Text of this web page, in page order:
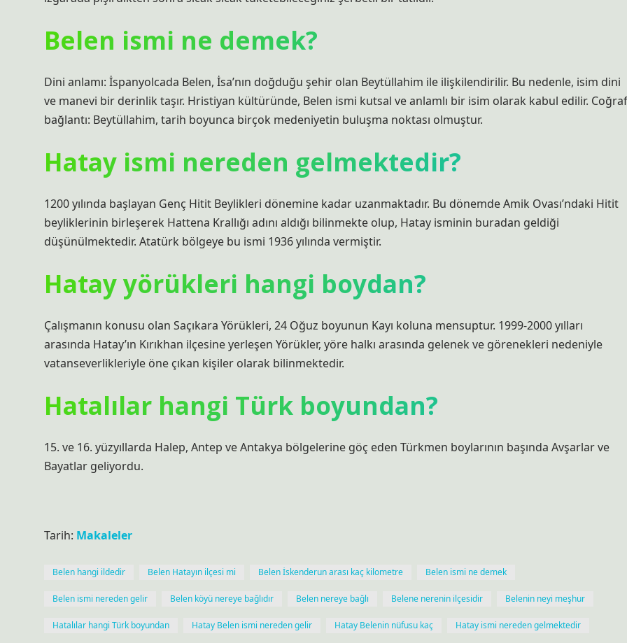
Belen ismi ne demek?
Dini anlamı: İspanyolcada Belen, İsa’nın doğduğu şehir olan Beytüllahim ile ilişkilendirilir. Bu nedenle, isim dini
ve manevi bir derinlik taşır. Hristiyan kültüründe, Belen ismi kutsal ve anlamlı bir isim olarak kabul edilir.
bağlantı: Beytüllahim, tarih boyunca birçok medeniyetin buluşma noktası olmuştur.
Hatay ismi nereden gelmektedir?
1200 yılında başlayan Genç Hitit Beylikleri dönemine kadar uzanmaktadır. Bu dönemde Amik Ovası’ndaki Hitit
beyliklerinin birleşerek Hattena Krallığı adını aldığı bilinmekte olup, Hatay isminin buradan geldiği
düşünülmektedir. Atatürk bölgeye bu ismi 1936 yılında vermiştir.
Hatay yörükleri hangi boydan?
Çalışmanın konusu olan Saçıkara Yörükleri, 24 Oğuz boyunun Kayı koluna mensuptur. 1999-2000 yılları
arasında Hatay’ın Kırıkhan ilçesine yerleşen Yörükler, yöre halkı arasında gelenek ve görenekleri nedeniyle
vatanseverlikleriyle öne çıkan kişiler olarak bilinmektedir.
Hatalılar hangi Türk boyundan?
15. ve 16. yüzyıllarda Halep, Antep ve Antakya bölgelerine göç eden Türkmen boylarının başında Avşarlar ve
Bayatlar geliyordu.
Tarih: Makaleler
Belen hangi ildedir Belen Hatayın ilçesi mi Belen İskenderun arası kaç kilometre Belen ismi ne demek
Belen ismi nereden gelir Belen köyü nereye bağlıdır Belen nereye bağlı Belene nerenin ilçesidir Belenin neyi meşhur
Hatalılar hangi Türk boyundan Hatay Belen ismi nereden gelir Hatay Belenin nüfusu kaç Hatay ismi nereden gelmektedir